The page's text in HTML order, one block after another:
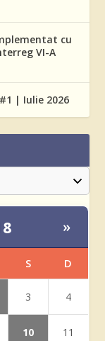
cu
VI-A
#1 | Iulie 2026
»
S D
3 4
10 11